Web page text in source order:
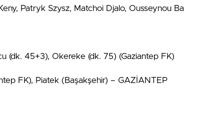
Patryk Szysz, Matchoi Djalo, Ousseynou Ba
(dk. 45+3), Okereke (dk. 75) (Gaziantep FK)
FK), Piatek (Başakşehir) – GAZİANTEP